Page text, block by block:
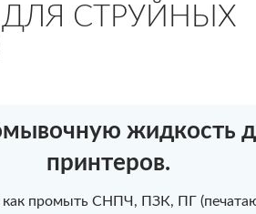
СТРУЙНЫХ
жидкость
принтеров.
промыть СНПЧ, ПЗК, ПГ